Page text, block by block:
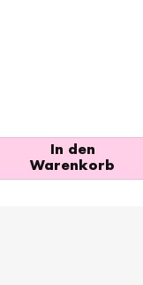
In den
Warenkorb